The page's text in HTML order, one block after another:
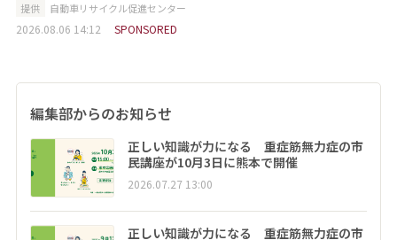
提供 自動車リサイクル促進センター
2026.08.06 14:12 SPONSORED
編集部からのお知らせ
正しい知識が力になる 重症筋無力症の市
民講座が10月3日に熊本で開催
2026.07.27 13:00
正しい知識が力になる 重症筋無力症の市